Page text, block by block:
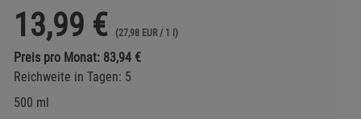
13,99 € (27,98 EUR / 1 l)
Preis pro Monat: 83,94 €
Reichweite in Tagen: 5
500 ml